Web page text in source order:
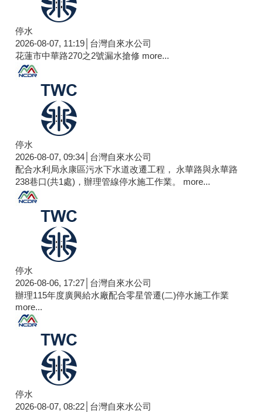
停水
2026-08-07, 11:19│台灣自來水公司
花蓮市中華路270之2號漏水搶修 more...
停水
2026-08-07, 09:34│台灣自來水公司
配合水利局永康區污水下水道改遷工程， 永華路與永華路
238巷口(共1處)，辦理管線停水施工作業。 more...
停水
2026-08-06, 17:27│台灣自來水公司
辦理115年度廣興給水廠配合零星管遷(二)停水施工作業
more...
停水
2026-08-07, 08:22│台灣自來水公司